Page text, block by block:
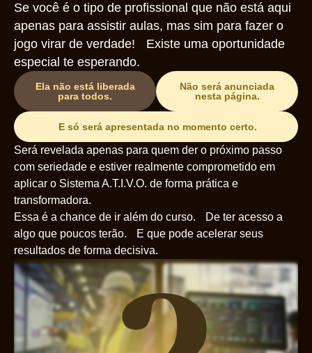
Se você é o tipo de profissional que não está aqui
apenas para assistir aulas, mas sim para fazer o
jogo virar de verdade! Existe uma oportunidade
especial te esperando.
Ela não está liberada
para todos.
Não será anunciada
nesta página.
E só será apresentada no momento certo.
Será revelada apenas para quem der o próximo passo
com seriedade e estiver realmente comprometido em
aplicar o Sistema A.T.I.V.O. de forma prática e
transformadora.
Essa é a chance de ir além do curso. De ter acesso a
algo que poucos terão. E que pode acelerar seus
resultados de forma decisiva.